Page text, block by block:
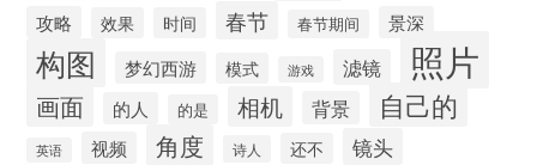
攻略 效果 时间 春节 春节期间 景深
构图 梦幻西游 模式 游戏 滤镜 照片
画面 的人 的是 相机 背景 自己的
英语 视频 角度 诗人 还不 镜头